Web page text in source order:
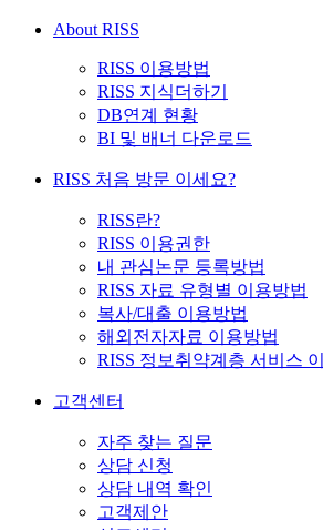
About RISS
RISS 이용방법
RISS 지식더하기
DB연계 현황
BI 및 배너 다운로드
RISS 처음 방문 이세요?
RISS란?
RISS 이용권한
내 관심논문 등록방법
RISS 자료 유형별 이용방법
복사/대출 이용방법
해외전자자료 이용방법
RISS 정보취약계층 서비스
고객센터
자주 찾는 질문
상담 신청
상담 내역 확인
고객제안